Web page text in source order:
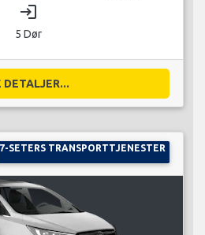
login
5 Dør
DETALJER...
7-SETERS TRANSPORTTJENESTER